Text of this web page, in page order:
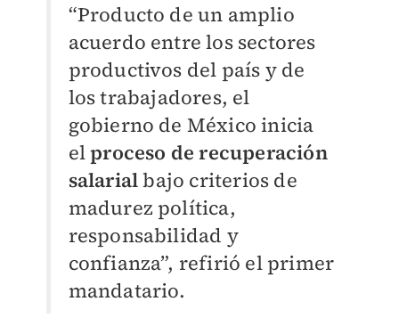
“Producto de un amplio
acuerdo entre los sectores
productivos del país y de
lostrabajadores, el
gobierno de México inicia
elproceso de recuperación
salarialbajo criterios de
madurez política,
responsabilidad y
confianza”, refirió el primer
mandatario.